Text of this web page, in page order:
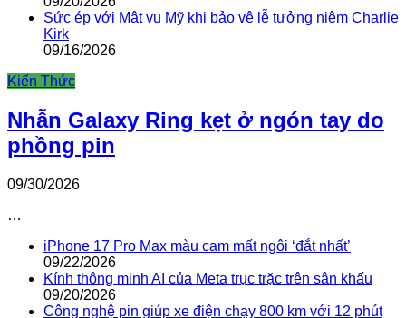
Sức ép với Mật vụ Mỹ khi bảo vệ lễ tưởng niệm Charlie
Kirk
09/16/2026
Kiến Thức
Nhẫn Galaxy Ring kẹt ở ngón tay do
phồng pin
09/30/2026
…
iPhone 17 Pro Max màu cam mất ngôi ‘đắt nhất’
09/22/2026
Kính thông minh AI của Meta trục trặc trên sân khấu
09/20/2026
Công nghệ pin giúp xe điện chạy 800 km với 12 phút